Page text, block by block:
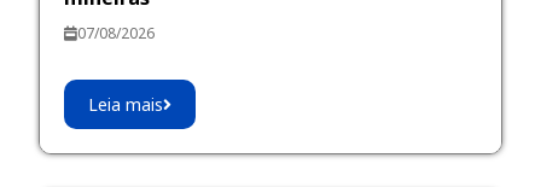
07/08/2026
Leia mais